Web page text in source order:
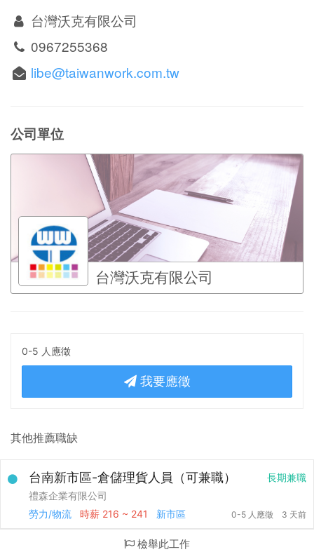
台灣沃克有限公司
0967255368
libe@taiwanwork.com.tw
公司單位
台灣沃克有限公司
0-5 人應徵
我要應徵
其他推薦職缺
長期兼職
台南新市區-倉儲理貨人員（可兼職）
禮森企業有限公司
勞力/物流
時薪 216 ~ 241 新市區 0-5 人應徵 3 天前
檢舉此工作